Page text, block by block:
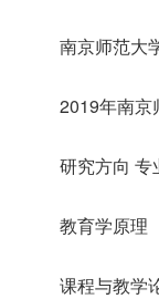
南京师范大
2019年南京
研究方向 专
教育学原理
课程与教学